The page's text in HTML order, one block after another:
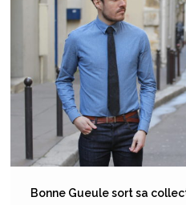
Bonne Gueule sort sa